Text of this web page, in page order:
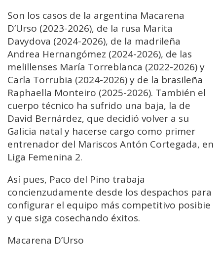
Son los casos de la argentina Macarena
D’Urso (2023-2026), de la rusa Marita
Davydova (2024-2026), de la madrileña
Andrea Hernangómez (2024-2026), de las
melillenses María Torreblanca (2022-2026) y
Carla Torrubia (2024-2026) y de la brasileña
Raphaella Monteiro (2025-2026). También el
cuerpo técnico ha sufrido una baja, la de
David Bernárdez, que decidió volver a su
Galicia natal y hacerse cargo como primer
entrenador del Mariscos Antón Cortegada, en
Liga Femenina 2.
Así pues, Paco del Pino trabaja
concienzudamente desde los despachos para
configurar el equipo más competitivo posibie
y que siga cosechando éxitos.
Macarena D’Urso